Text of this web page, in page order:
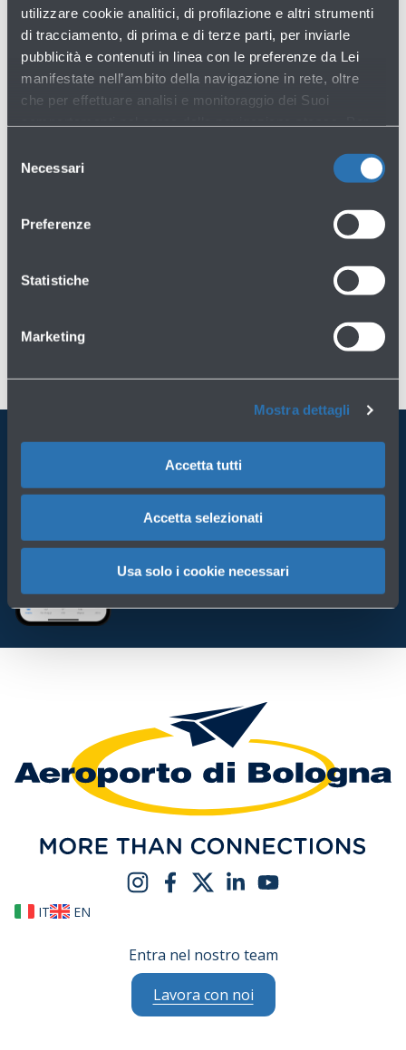
utilizzare cookie analitici, di profilazione e altri strumenti
di tracciamento, di prima e di terze parti, per inviarle
pubblicità e contenuti in linea con le preferenze da Lei
manifestate nell’ambito della navigazione in rete, oltre
che per effettuare analisi e monitoraggio dei Suoi
tracciamento in funzione sul Sito, La preghiamo di
delNecessari
Preferenze
Statistiche
Marketing
Mostra dettagli
Accetta tutti
Accetta selezionati
Usa solo i cookie necessari
APPROFONDIMENTI
Infrastrutture →
Handling agents →
Porta BLQ sempre con te
Scarica l'app
IT EN
Entra nel nostro team
Lavora con noi